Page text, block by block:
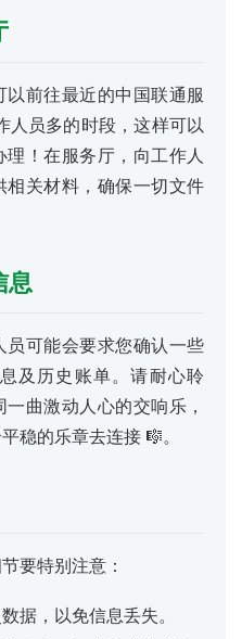
前往最近的中国联通服
人员多的时段，这样可以
！在服务厅，向工作人
相关材料，确保一切文件
息
员可能会要求您确认一些
及历史账单。请耐心聆
曲激动人心的交响乐，
稳的乐章去连接 🎼。
要特别注意：
据，以免信息丢失。